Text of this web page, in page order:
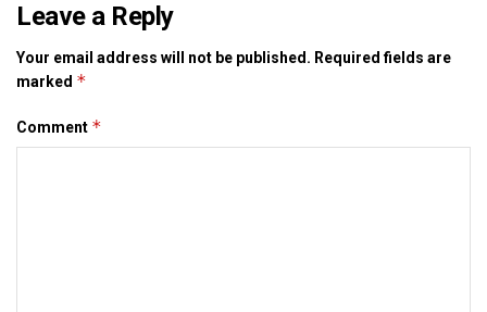
Leave a Reply
Your email address will not be published. Required fields are
marked *
Comment *